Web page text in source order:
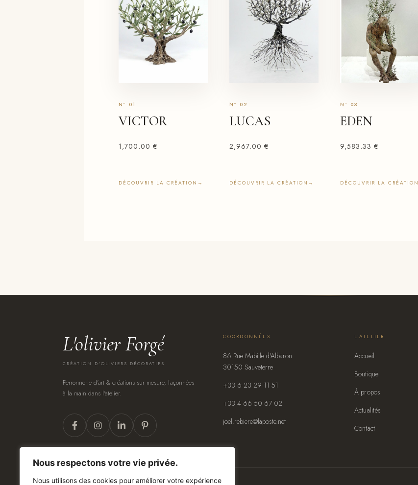
Nous respectons votre vie privée.
Nous utilisons des cookies pour améliorer votre expérience
VICTOR
1,700.00€
DÉCOUVRIR LA CRÉATION →
LUCAS
2,967.00€
DÉCOUVRIR LA CRÉATION →
EDEN
9,583.33€
DÉCOUVRIR LA CRÉATION
L'olivier Forgé
CRÉATION D'OLIVIERS DÉCORATIFS
Ferronnerie d'art & créations sur mesure, façonnées
à la main dans l'atelier.
COORDONNÉES
86 Rue Mabille d'Albaron
30150 Sauveterre
+33 6 23 29 11 51
+33 4 66 50 67 02
joel.rebiere@laposte.net
L'ATELIER
Accueil
Boutique
À propos
Actualités
Contact